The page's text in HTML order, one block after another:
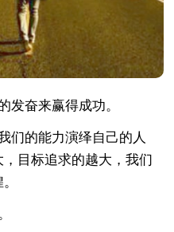
发奋来赢得成功。
们的能力演绎自己的人
目标追求的越大，我们